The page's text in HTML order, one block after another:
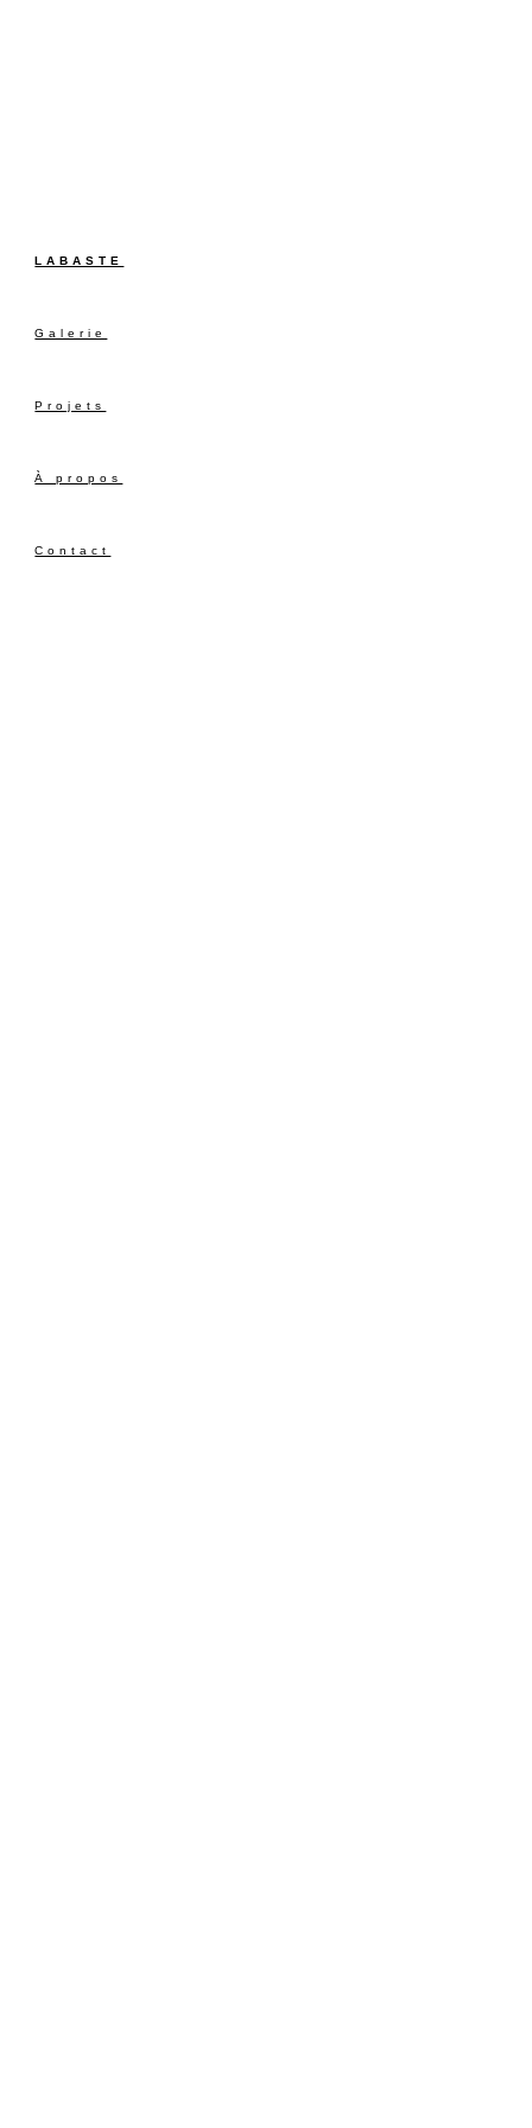
LABASTE
Galerie
Projets
À propos
Contact